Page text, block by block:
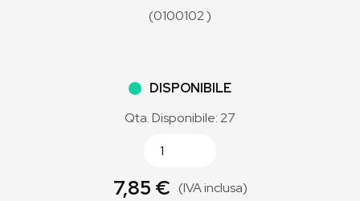
(0100102 )
DISPONIBILE
Qta. Disponibile: 27
7,85 € (IVA inclusa)